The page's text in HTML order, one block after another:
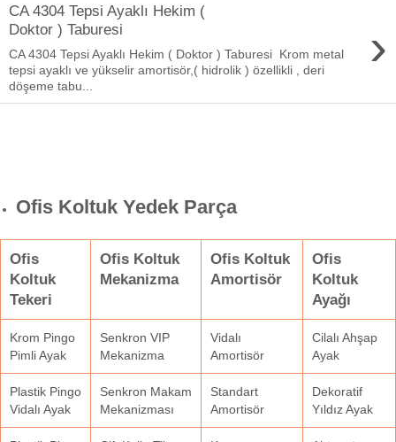
CA 4304 Tepsi Ayaklı Hekim (
Doktor ) Taburesi
›
CA 4304 Tepsi Ayaklı Hekim ( Doktor ) Taburesi Krom metal
tepsi ayaklı ve yükselir amortisör,( hidrolik ) özellikli , deri
döşeme tabu...
Ofis Koltuk Yedek Parça
Ofis
Koltuk
Tekeri
Ofis Koltuk
Mekanizma
Ofis Koltuk
Amortisör
Ofis
Koltuk
Ayağı
Krom Pingo
Pimli Ayak
Senkron VIP
Mekanizma
Vidalı
Amortisör
Cilalı Ahşap
Ayak
Plastik Pingo
Vidalı Ayak
Senkron Makam
Mekanizması
Standart
Amortisör
Dekoratif
Yıldız Ayak